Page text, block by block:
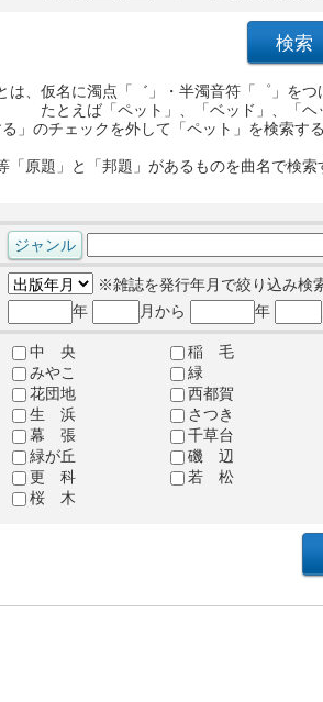
は、仮名に濁点「゛」・半濁音符「゜」を
たとえば「ペット」、「ベッド」、「
る」のチェックを外して「ペット」を検索
「原題」と「邦題」があるものを曲名で検
※雑誌を発行年月で絞り込み検
年
月から 年
中 央
稲 毛
みやこ
緑
花団地
西都賀
生 浜
さつき
幕 張
千草台
緑が丘
磯 辺
更 科
若 松
桜 木